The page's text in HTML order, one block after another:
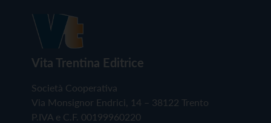
Vita Trentina Editrice
Società Cooperativa
Via Monsignor Endrici, 14 – 38122 Trento
P.IVA e C.F. 00199960220